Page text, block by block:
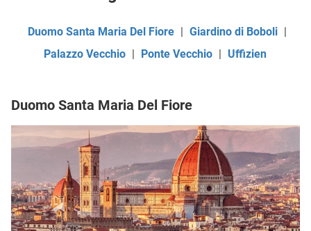
Duomo Santa Maria Del Fiore | Giardino di Boboli |
Palazzo Vecchio | Ponte Vecchio | Uffizien
Duomo Santa Maria Del Fiore